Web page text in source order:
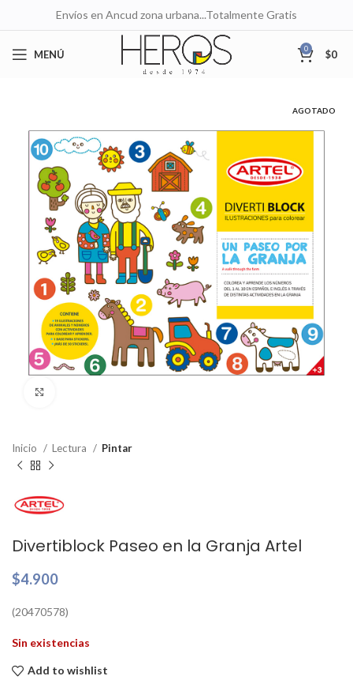
Envíos en Ancud zona urbana...Totalmente Gratis
MENÚ 0 $0
AGOTADO
Inicio Lectura Pintar
Divertiblock Paseo en la Granja Artel
$4.900
(20470578)
Sin existencias
Add to wishlist